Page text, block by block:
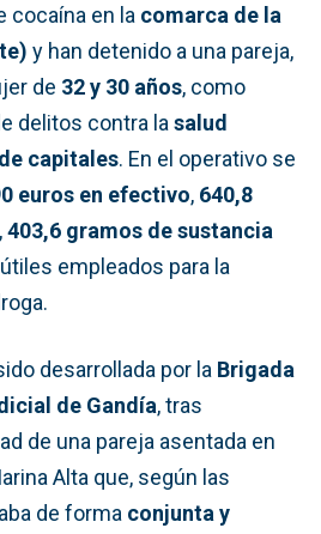
cocaína en la comarca de la
y han detenido a una pareja,
de 32 y 30 años, como
delitos contra la salud
capitales. En el operativo se
euros en efectivo, 640,8
,403,6 gramos de sustancia
empleados para la
desarrollada por la Brigada
de Gandía, tras
de una pareja asentada en
Alta que, según las
de forma conjunta y